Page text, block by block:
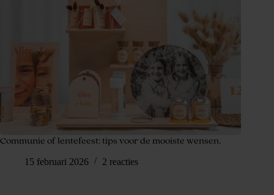
Communie of lentefeest: tips voor de mooiste wensen.
15 februari 2026
2 reacties